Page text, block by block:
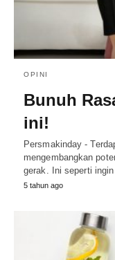
OPINI
Bunuh
ini!
Persmakinday -
mengembangkan
gerak. Ini seperti
5 tahun ago